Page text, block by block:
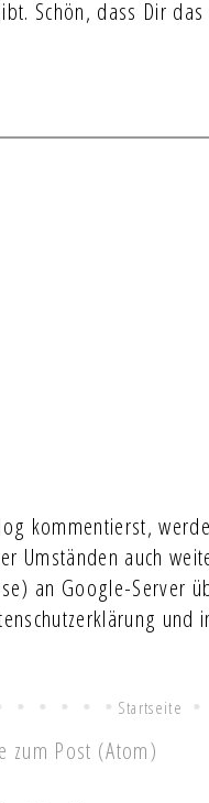
Schön, dass Dir
kommentierst,
Umständen auch
an Google-Server
und
Startseite
zum Post (Atom)